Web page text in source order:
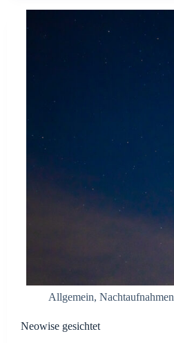
Allgemein, Nachtaufnahmen
Neowise gesichtet